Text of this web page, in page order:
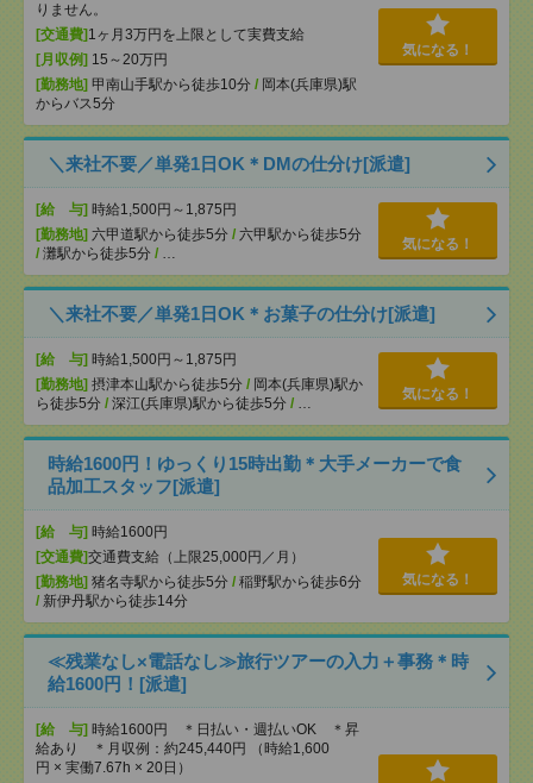
りません。
[交通費] 1ヶ月3万円を上限として実費支給
[月収例] 15～20万円
[勤務地] 甲南山手駅から徒歩10分 / 岡本(兵庫県)駅
からバス5分
気になる！
＼来社不要／単発1日OK＊DMの仕分け[派遣]
[給 与] 時給1,500円～1,875円
[勤務地] 六甲道駅から徒歩5分 / 六甲駅から徒歩5分
/ 灘駅から徒歩5分 / …
気になる！
＼来社不要／単発1日OK＊お菓子の仕分け[派遣]
[給 与] 時給1,500円～1,875円
[勤務地] 摂津本山駅から徒歩5分 / 岡本(兵庫県)駅か
ら徒歩5分 / 深江(兵庫県)駅から徒歩5分 / …
気になる！
時給1600円！ゆっくり15時出勤＊大手メーカーで食
品加工スタッフ[派遣]
[給 与] 時給1600円
[交通費]交通費支給（上限25,000円／月）
[勤務地] 猪名寺駅から徒歩5分 / 稲野駅から徒歩6分
/ 新伊丹駅から徒歩14分
気になる！
≪残業なし×電話なし≫旅行ツアーの入力＋事務＊時
給1600円！[派遣]
[給 与] 時給1600円 ＊日払い・週払いOK ＊昇
給あり ＊月収例：約245,440円 （時給1,600
円 × 実働7.67h × 20日）